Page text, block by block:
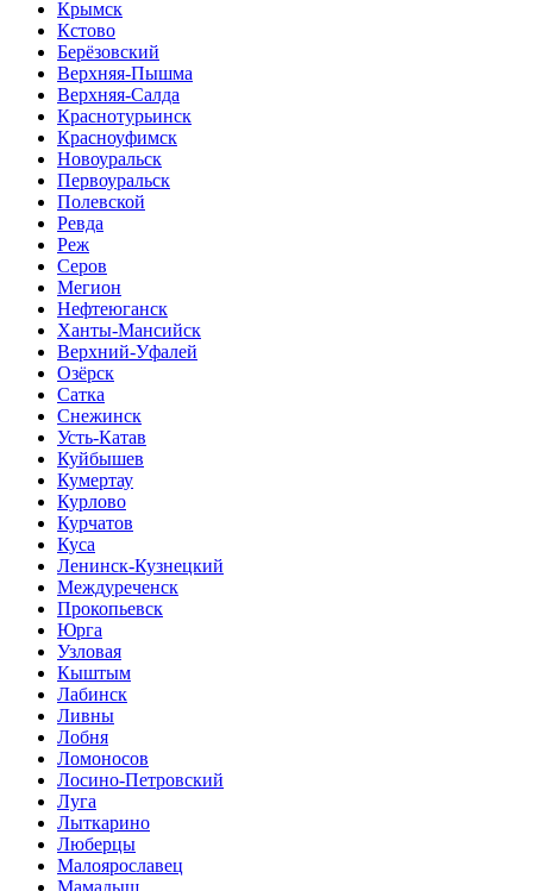
Крымск
Кстово
Берёзовский
Верхняя-Пышма
Верхняя-Салда
Краснотурьинск
Красноуфимск
Новоуральск
Первоуральск
Полевской
Ревда
Реж
Серов
Мегион
Нефтеюганск
Ханты-Мансийск
Верхний-Уфалей
Озёрск
Сатка
Снежинск
Усть-Катав
Куйбышев
Кумертау
Курлово
Курчатов
Куса
Ленинск-Кузнецкий
Междуреченск
Прокопьевск
Юрга
Узловая
Кыштым
Лабинск
Ливны
Лобня
Ломоносов
Лосино-Петровский
Луга
Лыткарино
Люберцы
Малоярославец
Мамадыш